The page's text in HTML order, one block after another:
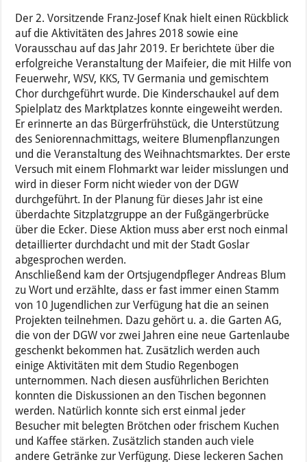
Der 2. Vorsitzende Franz-Josef Knak hielt einen Rückblick
auf die Aktivitäten des Jahres 2018 sowie eine
Vorausschau auf das Jahr 2019. Er berichtete über die
erfolgreiche Veranstaltung der Maifeier, die mit Hilfe von
Feuerwehr, WSV, KKS, TV Germania und gemischtem
Chor durchgeführt wurde. Die Kinderschaukel auf dem
Spielplatz des Marktplatzes konnte eingeweiht werden.
Er erinnerte an das Bürgerfrühstück, die Unterstützung
des Seniorennachmittags, weitere Blumenpflanzungen
und die Veranstaltung des Weihnachtsmarktes. Der erste
Versuch mit einem Flohmarkt war leider misslungen und
wird in dieser Form nicht wieder von der DGW
durchgeführt. In der Planung für dieses Jahr ist eine
überdachte Sitzplatzgruppe an der Fußgängerbrücke
über die Ecker. Diese Aktion muss aber erst noch einmal
detaillierter durchdacht und mit der Stadt Goslar
abgesprochen werden.
Anschließend kam der Ortsjugendpfleger Andreas Blum
zu Wort und erzählte, dass er fast immer einen Stamm
von 10 Jugendlichen zur Verfügung hat die an seinen
Projekten teilnehmen. Dazu gehört u. a. die Garten AG,
die von der DGW vor zwei Jahren eine neue Gartenlaube
geschenkt bekommen hat. Zusätzlich werden auch
einige Aktivitäten mit dem Studio Regenbogen
unternommen. Nach diesen ausführlichen Berichten
konnten die Diskussionen an den Tischen begonnen
werden. Natürlich konnte sich erst einmal jeder
Besucher mit belegten Brötchen oder frischem Kuchen
und Kaffee stärken. Zusätzlich standen auch viele
andere Getränke zur Verfügung. Diese leckeren Sachen